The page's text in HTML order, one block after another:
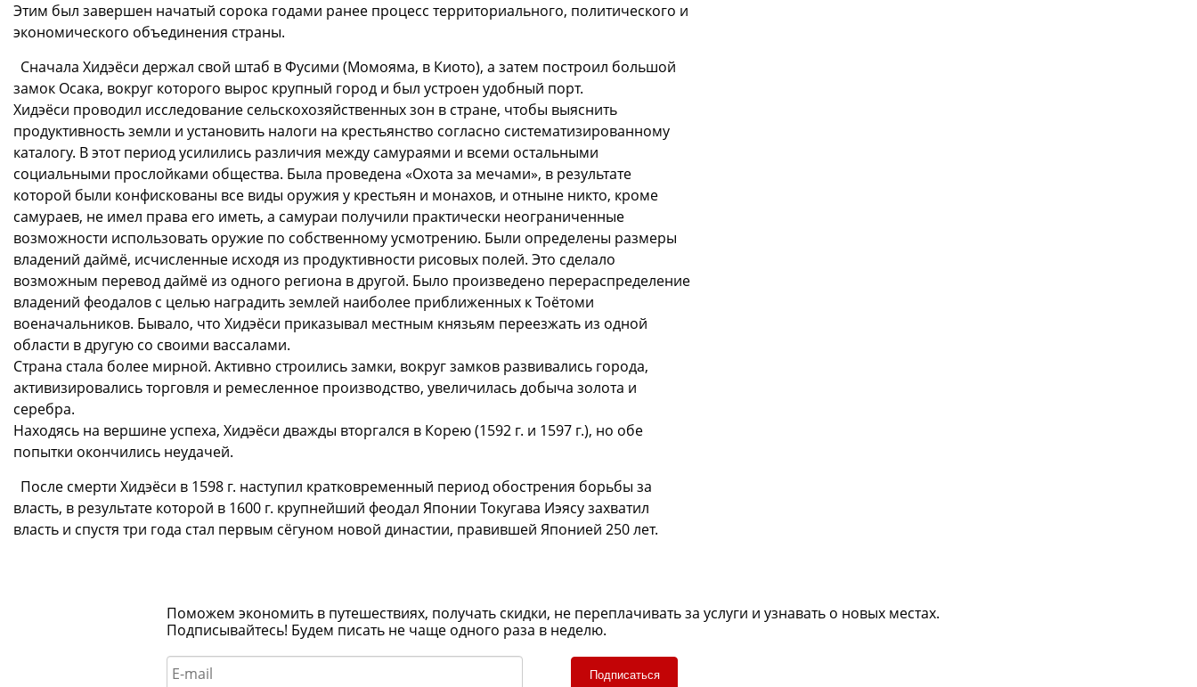
Этим был завершен начатый сорока годами ранее процесс территориального, политического и
экономического объединения страны.
Сначала Хидэёси держал свой штаб в Фусими (Момояма, в Киото), а затем построил большой
замок Осака, вокруг которого вырос крупный город и был устроен удобный порт.
Хидэёси проводил исследование сельскохозяйственных зон в стране, чтобы выяснить
продуктивность земли и установить налоги на крестьянство согласно систематизированному
каталогу. В этот период усилились различия между самураями и всеми остальными
социальными прослойками общества. Была проведена «Охота за мечами», в результате
которой были конфискованы все виды оружия у крестьян и монахов, и отныне никто, кроме
самураев, не имел права его иметь, а самураи получили практически неограниченные
возможности использовать оружие по собственному усмотрению. Были определены размеры
владений даймё, исчисленные исходя из продуктивности рисовых полей. Это сделало
возможным перевод даймё из одного региона в другой. Было произведено перераспределение
владений феодалов с целью наградить землей наиболее приближенных к Тоётоми
военачальников. Бывало, что Хидэёси приказывал местным князьям переезжать из одной
области в другую со своими вассалами.
Страна стала более мирной. Активно строились замки, вокруг замков развивались города,
активизировались торговля и ремесленное производство, увеличилась добыча золота и
серебра.
Находясь на вершине успеха, Хидэёси дважды вторгался в Корею (1592 г. и 1597 г.), но обе
попытки окончились неудачей.
После смерти Хидэёси в 1598 г. наступил кратковременный период обострения борьбы за
власть, в результате которой в 1600 г. крупнейший феодал Японии Токугава Иэясу захватил
власть и спустя три года стал первым сёгуном новой династии, правившей Японией 250 лет.
Поможем экономить в путешествиях, получать скидки, не переплачивать за услуги и узнавать о новых местах.
Подписывайтесь! Будем писать не чаще одного раза в неделю.
Подписаться